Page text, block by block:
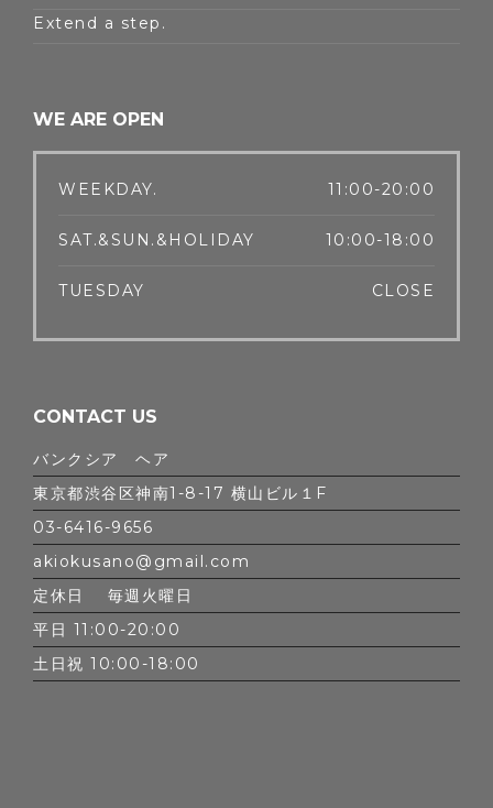
Extend a step.
WE ARE OPEN
WEEKDAY. 11:00-20:00
SAT.&SUN.&HOLIDAY 10:00-18:00
TUESDAY CLOSE
CONTACT US
バンクシア ヘア
東京都渋谷区神南1-8-17 横山ビル１F
03-6416-9656
akiokusano@gmail.com
定休日 毎週火曜日
平日 11:00-20:00
土日祝 10:00-18:00